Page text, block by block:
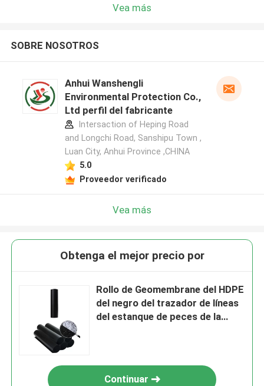
Vea más
SOBRE NOSOTROS
Anhui Wanshengli
Environmental Protection Co.,
Ltd perfil del fabricante
Intersaction of Heping Road
and Longchi Road, Sanshipu Town ,
Luan City, Anhui Province ,CHINA
5.0
Proveedor verificado
Vea más
Obtenga el mejor precio por
Rollo de Geomembrane del HDPE
del negro del trazador de líneas
del estanque de peces de la
Continuar